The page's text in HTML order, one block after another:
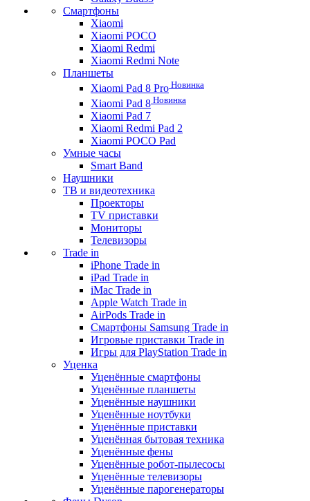
Смартфоны
Xiaomi
Xiaomi POCO
Xiaomi Redmi
Xiaomi Redmi Note
Планшеты
Xiaomi Pad 8 Pro Новинка
Xiaomi Pad 8 Новинка
Xiaomi Pad 7
Xiaomi Redmi Pad 2
Xiaomi POCO Pad
Умные часы
Smart Band
Наушники
ТВ и видеотехника
Проекторы
TV приставки
Мониторы
Телевизоры
Trade in
iPhone Trade in
iPad Trade in
iMac Trade in
Apple Watch Trade in
AirPods Trade in
Смартфоны Samsung Trade in
Игровые приставки Trade in
Игры для PlayStation Trade in
Уценка
Уценённые смартфоны
Уценённые планшеты
Уценённые наушники
Уценённые ноутбуки
Уценённые приставки
Уценённая бытовая техника
Уценённые фены
Уценённые робот-пылесосы
Уценённые телевизоры
Уценённые парогенераторы